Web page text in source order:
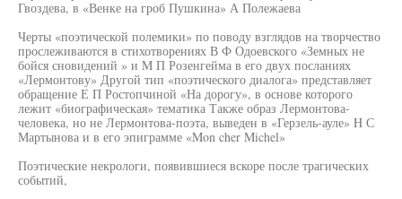
Гвоздева, в «Венке на гроб Пушкина» А Полежаева
Черты «поэтической полемики» по поводу взглядов на творчество
прослеживаются в стихотворениях В Ф Одоевского «Земных не
бойся сновидений » и M П Розенгейма в его двух посланиях
«Лермонтову» Другой тип «поэтического диалога» представляет
обращение Е П Ростопчиной «На дорогу», в основе которого
лежит «биографическая» тематика Также образ Лермонтова-
человека, но не Лермонтова-поэта, выведен в «Герзель-ауле» H С
Мартынова и в его эпиграмме «Mon cher Michel»
Поэтические некрологи, появившиеся вскоре после трагических
событий,